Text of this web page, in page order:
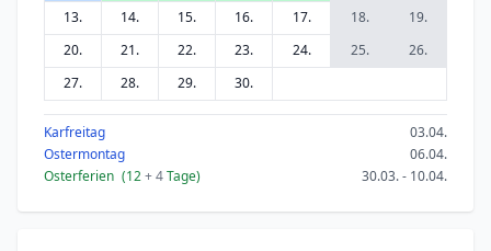
13.
14. 15. 16. 17. 18.
19.
20.
21. 22. 23. 24. 25.
26.
27.
28. 29. 30.
Karfreitag
03.04.
Ostermontag
06.04.
Osterferien (12+ 4Tage) 30.03. - 10.04.